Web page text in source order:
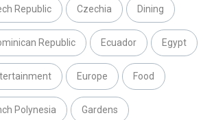
Republic Czechia Dining
Republic Ecuador Egypt
Europe Food
Polynesia Gardens